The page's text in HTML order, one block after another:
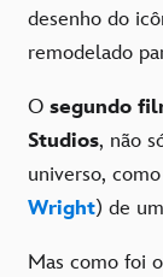
desenho do
remodelado
O segundo
Studios, não
universo,
Wright) de
Mas como foi